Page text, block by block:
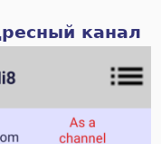
канал